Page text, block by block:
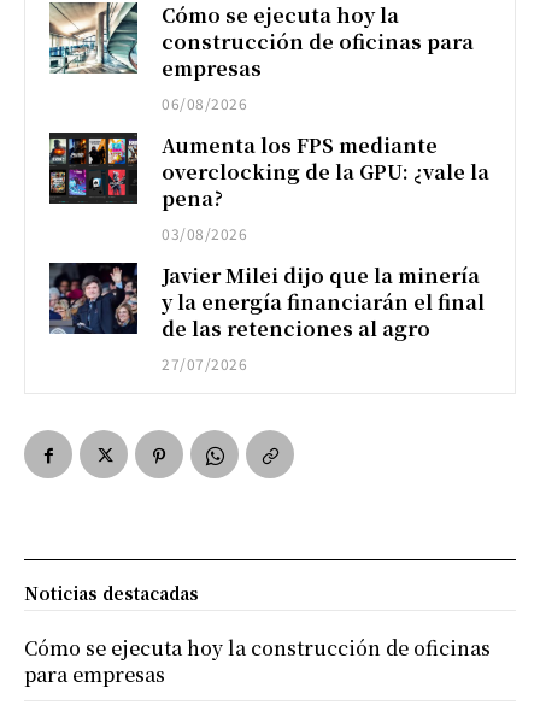
Cómo se ejecuta hoy la
construcción de oficinas para
empresas
06/08/2026
Aumenta los FPS mediante
overclocking de la GPU: ¿vale la
pena?
03/08/2026
Javier Milei dijo que la minería
y la energía financiarán el final
de las retenciones al agro
27/07/2026
Noticias destacadas
Cómo se ejecuta hoy la construcción de oficinas
para empresas